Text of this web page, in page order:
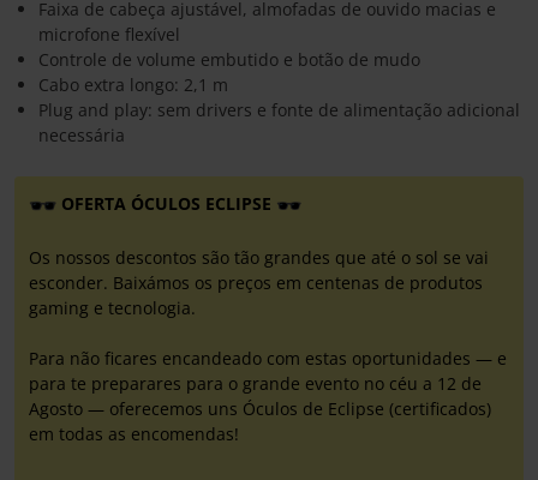
Faixa de cabeça ajustável, almofadas de ouvido macias e
microfone flexível
Controle de volume embutido e botão de mudo
Cabo extra longo: 2,1 m
Plug and play: sem drivers e fonte de alimentação adicional
necessária
OFERTA ÓCULOS ECLIPSE
Os nossos descontos são tão grandes que até o sol se vai
esconder. Baixámos os preços em centenas de produtos
gaming e tecnologia.
Para não ficares encandeado com estas oportunidades — e
para te preparares para o grande evento no céu a 12 de
Agosto — oferecemos uns Óculos de Eclipse (certificados)
em todas as encomendas!